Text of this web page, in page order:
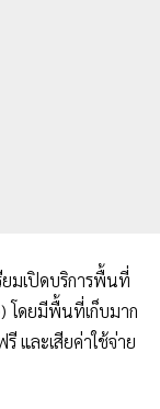
ยมเปิดบริการพื้นที่
โดยมีพื้นที่เก็บมาก
และเสียค่าใช้จ่าย